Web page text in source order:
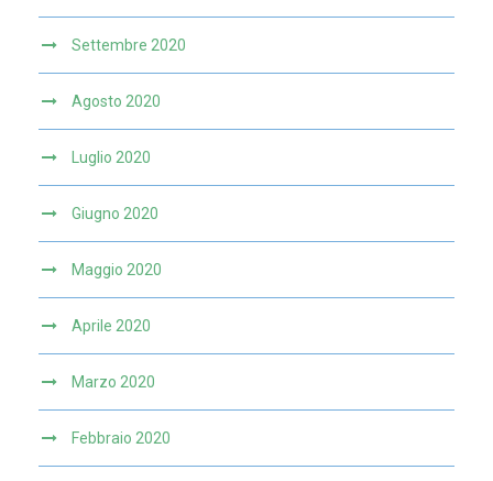
Settembre 2020
Agosto 2020
Luglio 2020
Giugno 2020
Maggio 2020
Aprile 2020
Marzo 2020
Febbraio 2020